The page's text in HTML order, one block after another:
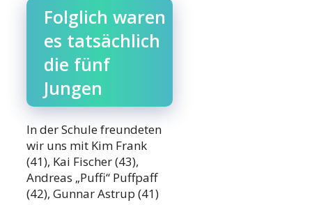
Folglich waren
es tatsächlich
die fünf
Jungen
In der Schule freundeten
wir uns mit Kim Frank
(41), Kai Fischer (43),
Andreas „Puffi“ Puffpaff
(42), Gunnar Astrup (41)